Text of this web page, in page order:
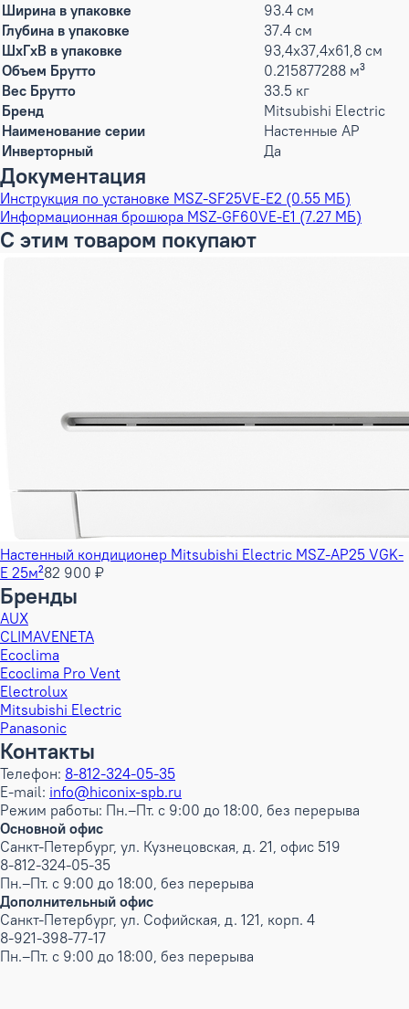
Ширина в упаковке
93.4 см
Глубина в упаковке
37.4 см
ШxГxВ в упаковке
93,4x37,4x61,8 см
Объем Брутто
0.215877288 м³
Вес Брутто
33.5 кг
Бренд
Mitsubishi Electric
Наименование серии
Настенные AP
Инверторный
Да
Документация
Инструкция по установке MSZ-SF25VE-E2 (0.55 МБ)
Информационная брошюра MSZ-GF60VE-E1 (7.27 МБ)
С этим товаром покупают
Настенный кондиционер Mitsubishi Electric MSZ-AP25 VGK-
E 25м²82 900 ₽
Бренды
AUX
CLIMAVENETA
Ecoclima
Ecoclima Pro Vent
Electrolux
Mitsubishi Electric
Panasonic
Контакты
Телефон: 8-812-324-05-35
E-mail: info@hiconix-spb.ru
Режим работы: Пн.–Пт. с 9:00 до 18:00, без перерыва
Основной офис
Санкт-Петербург, ул. Кузнецовская, д. 21, офис 519
8-812-324-05-35
Пн.–Пт. с 9:00 до 18:00, без перерыва
Дополнительный офис
Санкт-Петербург, ул. Софийская, д. 121, корп. 4
8-921-398-77-17
Пн.–Пт. с 9:00 до 18:00, без перерыва